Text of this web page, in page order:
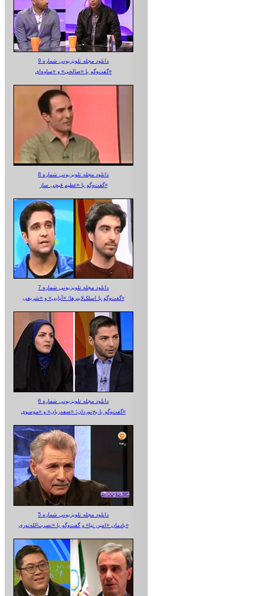
دانلود مجله تلویزیونی شماره 9
گفت‌وگو با «صالحی» و «ساوه‌ای»
دانلود مجله تلویزیونی شماره 8
گفت‌وگو با «عظیم قیچی ساز»
دانلود مجله تلویزیونی شماره 7
گفت‌وگو با اسلک‌لاینرها؛ «آبایی» و «شریفی»
دانلود مجله تلویزیونی شماره 6
گفت‌وگو با یخ‌نوردان؛ «صفدریان» و «موسوی»
دانلود مجله تلویزیونی شماره 5
یادمان «امین نیا» و گفت‌وگو با «نصرت‌الله‌نوری»